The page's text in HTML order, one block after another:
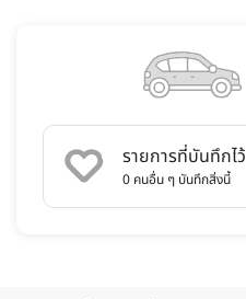
รายการที่บันทึกไว้
0 คนอื่น ๆ บันทึกสิ่งนี้